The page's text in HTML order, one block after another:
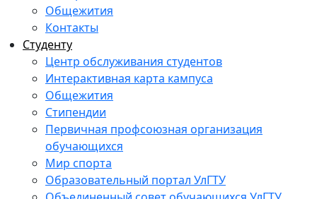
Общежития
Контакты
Студенту
Центр обслуживания студентов
Интерактивная карта кампуса
Общежития
Стипендии
Первичная профсоюзная организация
обучающихся
Мир спорта
Образовательный портал УлГТУ